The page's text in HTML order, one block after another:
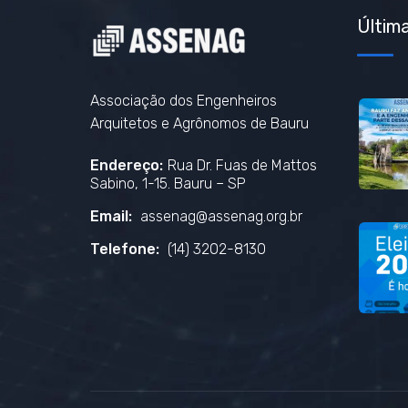
Associação dos Engenheiros
Arquitetos e Agrônomos de Bauru
Endereço: Rua Dr. Fuas de Mattos
Sabino, 1-15. Bauru – SP
Email: assenag@assenag.org.br
Telefone: (14) 3202-8130